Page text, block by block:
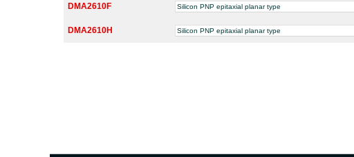
DMA2610F Silicon PNP epitaxial planar type
DMA2610H Silicon PNP epitaxial planar type